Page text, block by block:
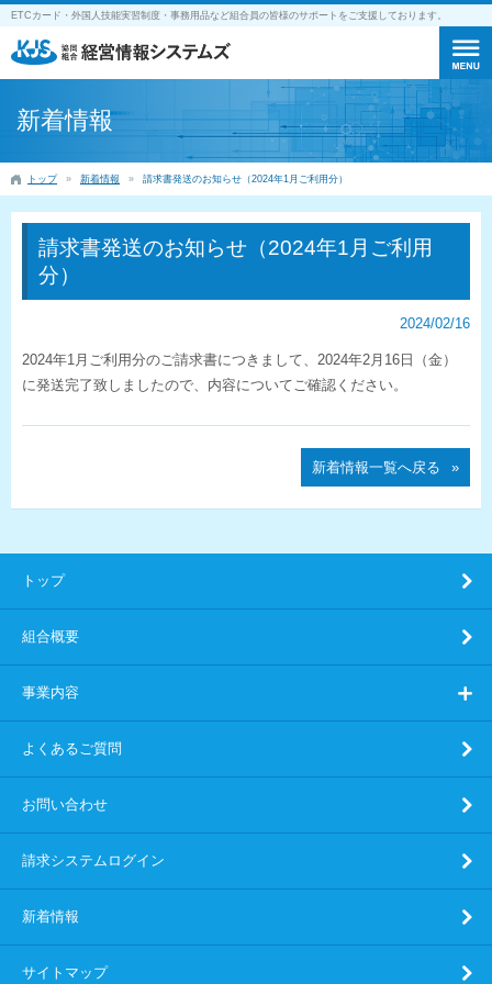
ETCカード・外国人技能実習制度・事務用品など組合員の皆様のサポートをご支援しております。
新着情報
トップ 新着情報 請求書発送のお知らせ（2024年1月ご利用分）
請求書発送のお知らせ（2024年1月ご利用
分）
2024/02/16
2024年1月ご利用分のご請求書につきまして、2024年2月16日（金）
に発送完了致しましたので、内容についてご確認ください。
新着情報一覧へ戻る
トップ
組合概要
事業内容
よくあるご質問
お問い合わせ
請求システムログイン
新着情報
サイトマップ